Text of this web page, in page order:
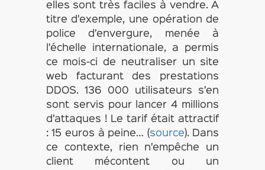
elles sont très faciles à vendre. A
titre d’exemple, une opération de
police d’envergure, menée à
l’échelle internationale, a permis
ce mois-ci de neutraliser un site
web facturant des prestations
DDOS. 136 000 utilisateurs s’en
sont servis pour lancer 4 millions
d’attaques ! Le tarif était attractif
: 15 euros à peine… (source). Dans
ce contexte, rien n’empêche un
client mécontent ou un